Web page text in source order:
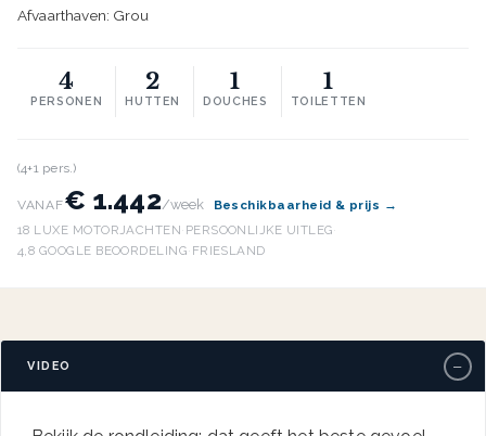
Afvaarthaven: Grou
4
PERSONEN
2
HUTTEN
1
DOUCHES
1
TOILETTEN
(4+1 pers.)
VANAF€ 1.442/week
Beschikbaarheid & prijs →
18 LUXE MOTORJACHTEN· PERSOONLIJKE UITLEG·
4,8 GOOGLE BEOORDELING· FRIESLAND
VIDEO −